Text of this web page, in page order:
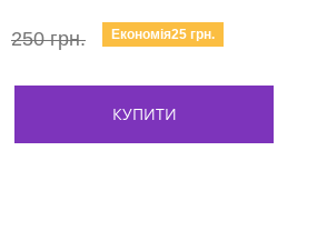
250 грн. Економія25 грн.
КУПИТИ